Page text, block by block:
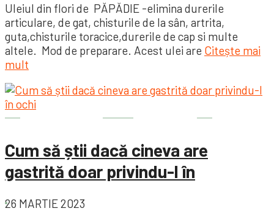
Uleiul din flori de PĂPĂDIE -elimina durerile
articulare, de gat, chisturile de la sân, artrita,
guta,chisturile toracice,durerile de cap si multe
altele. Mod de preparare. Acest ulei are Citește mai
mult
Cum să știi dacă cineva are
gastrită doar privindu-l în
26 MARTIE 2023